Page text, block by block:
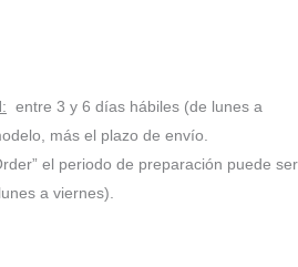
entre 3 y 6 días hábiles (de lunes a
más el plazo de envío.
el periodo de preparación puede ser
a viernes).